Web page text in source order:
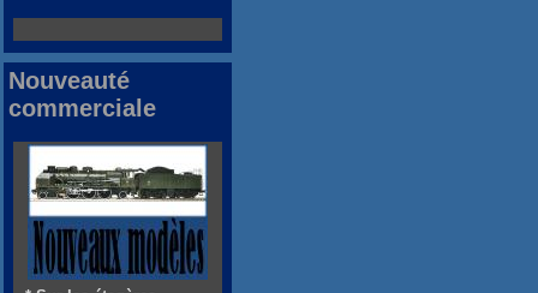
Nouveauté
commerciale